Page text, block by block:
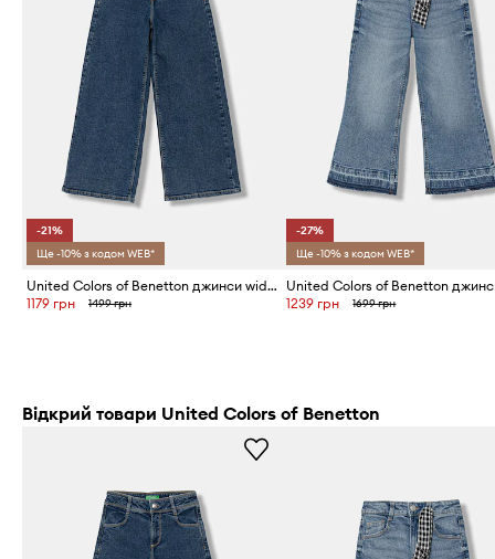
-21%
Ще -10% з кодом WEB*
United Colors of Benetton джинси wide leg дитячі
1179 грн
1499 грн
-27%
Ще -10% з кодом WEB*
1239 грн 1699 грн
Відкрий товари United Colors of Benetton